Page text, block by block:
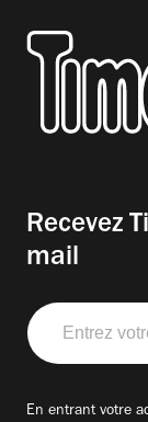
Recevez
mail
Entrez
votre
adresse
En entrant votre